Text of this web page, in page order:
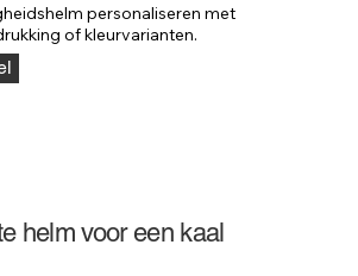
personaliseren met
of kleurvarianten.
helm voor een kaal